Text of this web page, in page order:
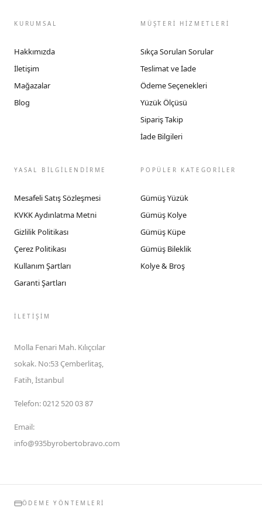
KURUMSAL
Hakkımızda
İletişim
Mağazalar
Blog
MÜŞTERİ HİZMETLERİ
Sıkça Sorulan Sorular
Teslimat ve İade
Ödeme Seçenekleri
Yüzük Ölçüsü
Sipariş Takip
İade Bilgileri
YASAL BİLGİLENDİRME
Mesafeli Satış Sözleşmesi
KVKK Aydınlatma Metni
Gizlilik Politikası
Çerez Politikası
Kullanım Şartları
Garanti Şartları
POPÜLER KATEGORİLER
Gümüş Yüzük
Gümüş Kolye
Gümüş Küpe
Gümüş Bileklik
Kolye & Broş
İLETIŞIM
Molla Fenari Mah. Kılıçcılar
sokak. No:53 Çemberlitaş,
Fatih, İstanbul
Telefon:0212 520 03 87
Email:
info@935byrobertobravo.com
ÖDEME YÖNTEMLERI